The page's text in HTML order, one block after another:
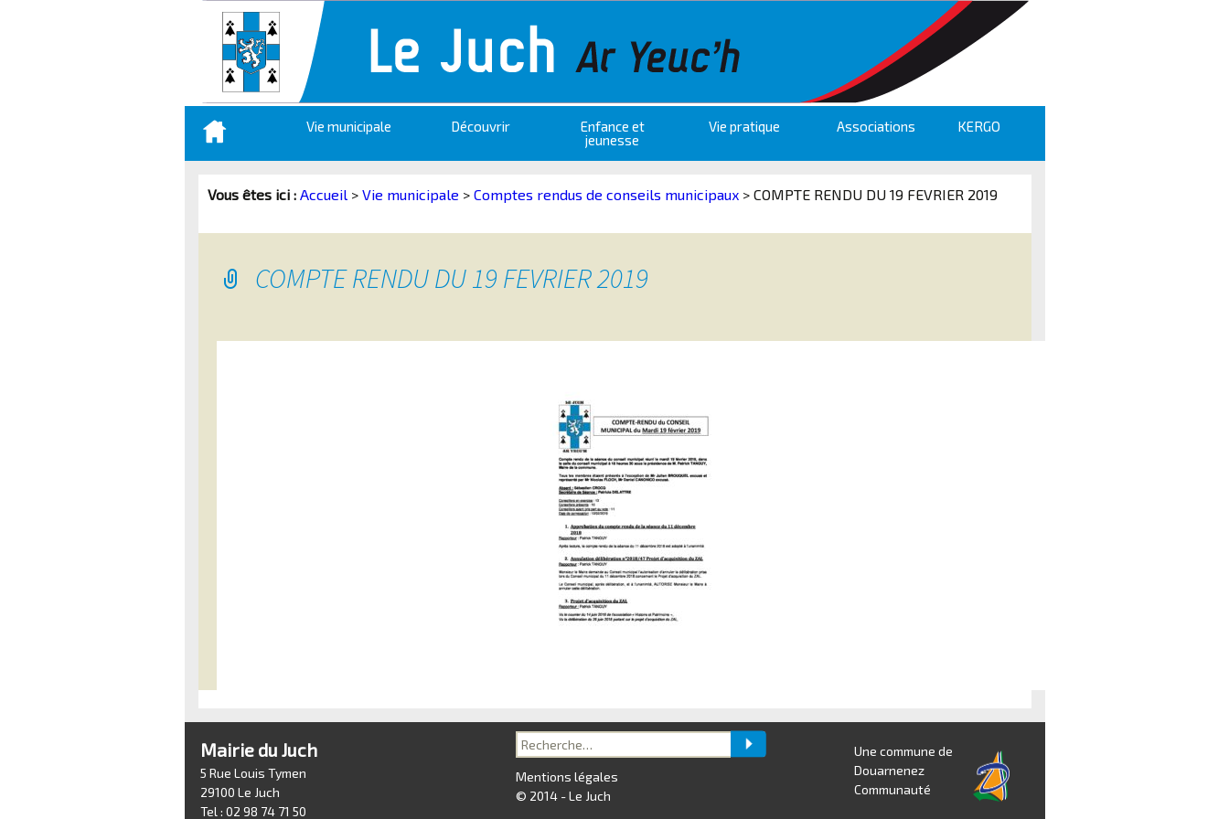
Aller
contenu
Vie municipale Découvrir
Enfance et
jeunesse
Vie pratique Associations KERGO
Vous êtes ici : Accueil> Vie municipale > Comptes rendus de conseils municipaux> COMPTE RENDU DU 19 FEVRIER 2019
COMPTE RENDU DU 19 FEVRIER 2019
Mairie du Juch
5 Rue Louis Tymen
29100 Le Juch
Tel : 02 98 74 71 50
Recherche
pour :
Mentions légales
© 2014 - Le Juch
Une commune de
Douarnenez
Communauté